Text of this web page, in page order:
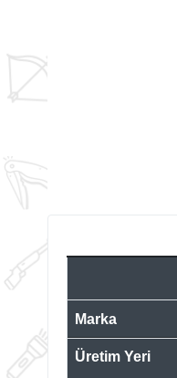
Marka
Üretim Yeri